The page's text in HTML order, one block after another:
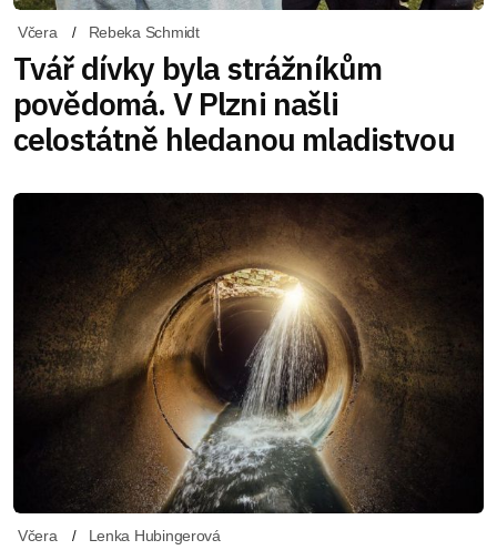
Včera Rebeka Schmidt
Tvář dívky byla strážníkům
povědomá. V Plzni našli
celostátně hledanou mladistvou
Včera Lenka Hubingerová